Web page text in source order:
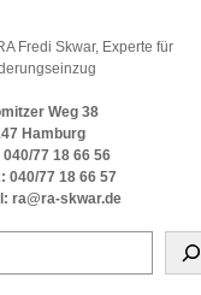
Weg 38
Hamburg
040/77 18 66 56
040/77 18 66 57
ra@ra-skwar.de